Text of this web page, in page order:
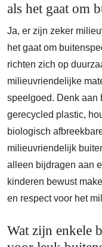
als het gaat om
Ja, er zijn zeker
het gaat om
richten zich op
milieuvriendelijke
speelgoed. Denk aan
gerecycled plastic,
biologisch
milieuvriendelijk
alleen bijdragen aan
kinderen bewust
en respect voor het
Wat zijn enkele